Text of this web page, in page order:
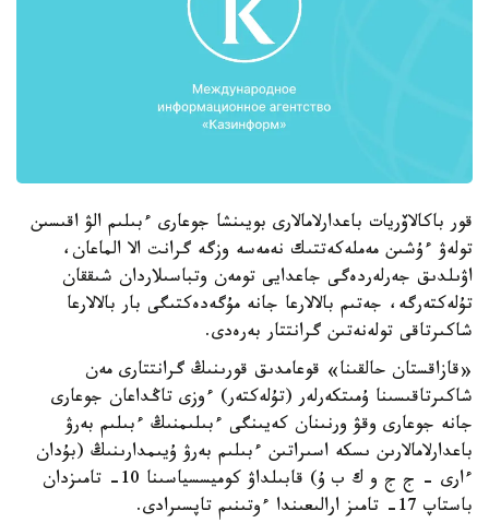
قور باكالاۆريات باعدارلامالارى بويىنشا جوعارى ءبىلىم الۋ اقىسىن
تولەۋ ءۇشىن مەملەكەتتىك نەمەسە وزگە گرانت الا الماعان،
اۋىلدىق جەرلەردەگى جاعدايى تومەن وتباسىلاردان شىققان
تۇلەكتەرگە، جەتىم بالالارعا جانە مۇگەدەكتىگى بار بالالارعا
شاكىرتاقى تولەنەتىن گرانتتار بەرەدى.
«قازاقستان حالقىنا» قوعامدىق قورىنىڭ گرانتتارى مەن
شاكىرتاقىسىنا ۇمىتكەرلەر (تۇلەكتەر) ءوزى تاڭداعان جوعارى
جانە جوعارى وقۋ ورنىنان كەيىنگى ءبىلىمنىڭ ءبىلىم بەرۋ
باعدارلامالارىن ىسكە اسىراتىن ءبىلىم بەرۋ ۇيىمدارىنىڭ (بۇدان
ءارى – ج ج و ك ب ۇ) قابىلداۋ كوميسسياسىنا 10- تامىزدان
باستاپ 17- تامىز ارالىعىندا ءوتىنىم تاپسىرادى.